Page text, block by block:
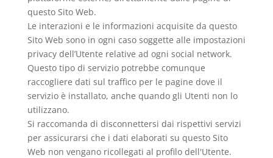
questo Sito Web.
Le interazioni e le informazioni acquisite da questo
Sito Web sono in ogni caso soggette alle impostazioni
privacy dell’Utente relative ad ogni social network.
Questo tipo di servizio potrebbe comunque
raccogliere dati sul traffico per le pagine dove il
servizio è installato, anche quando gli Utenti non lo
utilizzano.
Si raccomanda di disconnettersi dai rispettivi servizi
per assicurarsi che i dati elaborati su questo Sito
Web non vengano ricollegati al profilo dell'Utente.